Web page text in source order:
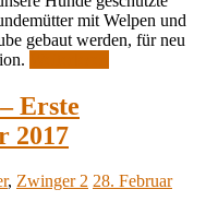
mit Welpen und
gebaut werden, für neu
Erste
2017
, Zwinger 2 28. Februar